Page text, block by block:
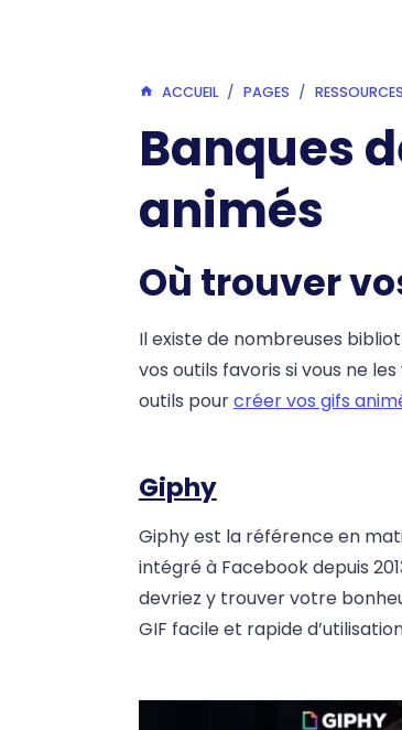
ACCUEIL PAGES
Banques
animés
Où trouver
Il existe de nombreuses
vos outils favoris si vous ne
outils pourcréer vos gifs
Giphy
Giphy est la référence en
intégré à Facebook depuis
devriez y trouver votre
GIF facile et rapide